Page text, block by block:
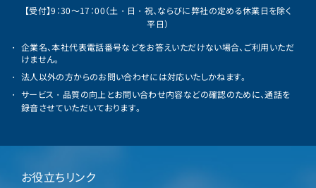
【受付】9：30～17：00（土・日・祝、ならびに弊社の定める休業日を除く
平日）
企業名、本社代表電話番号などをお答えいただけない場合、ご利用いただ
けません。
法人以外の方からのお問い合わせには対応いたしかねます。
サービス・品質の向上とお問い合わせ内容などの確認のために、通話を
録音させていただいております。
お役立ちリンク